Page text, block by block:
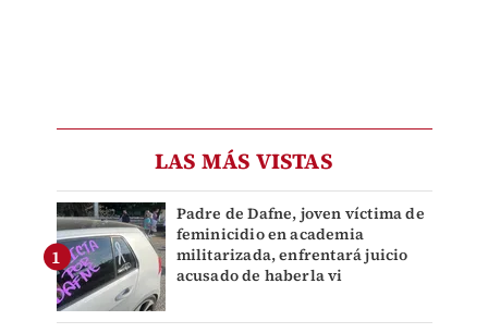
LAS MÁS VISTAS
Padre de Dafne, joven víctima de
feminicidio en academia
militarizada, enfrentará juicio
acusado de haberla vi